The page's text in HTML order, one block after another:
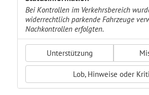
Bei Kontrollen im Verkehrsbereich
widerrechtlich parkende Fahrzeuge
Nachkontrollen erfolgten.
Unterstützung
Lob, Hinweise oder